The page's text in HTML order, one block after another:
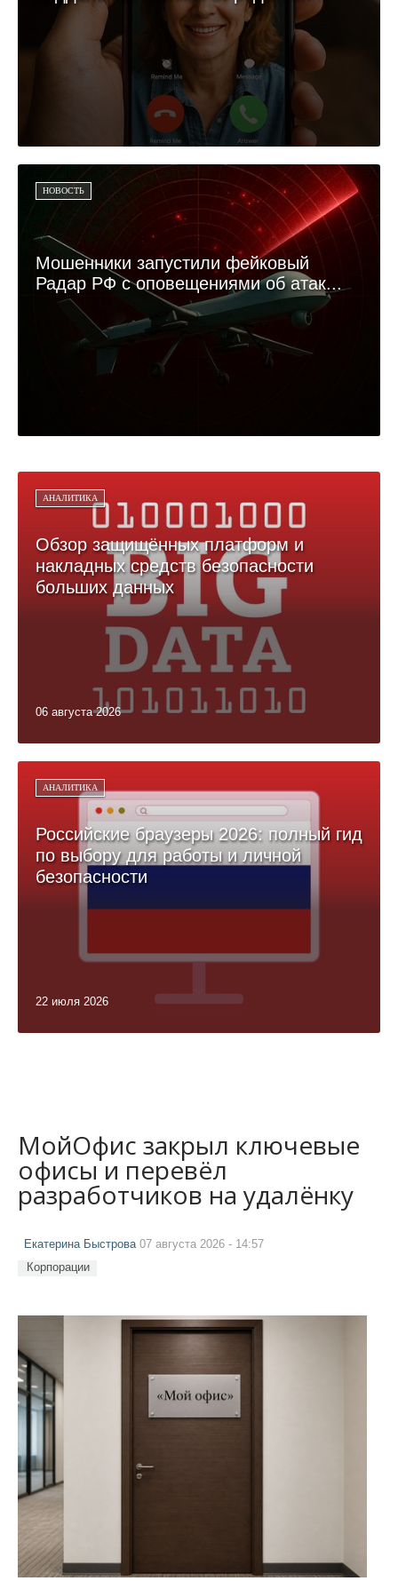
НОВОСТЬ
Мошенники запустили фейковый
Радар РФ с оповещениями об атак...
АНАЛИТИКА
Обзор защищённых платформ и
накладных средств безопасности
больших данных
06 августа 2026
АНАЛИТИКА
Российские браузеры 2026: полный гид
по выбору для работы и личной
безопасности
22 июля 2026
МойОфис закрыл ключевые
офисы и перевёл
разработчиков на удалёнку
Екатерина Быстрова07 августа 2026 - 14:57
Корпорации